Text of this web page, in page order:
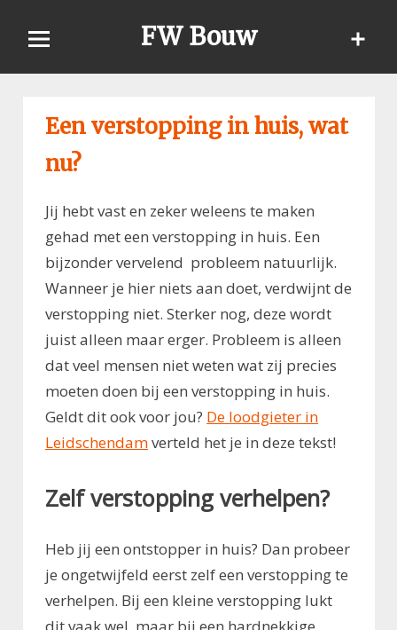
FW Bouw
Een verstopping in huis, wat
nu?
Jij hebt vast en zeker weleens te maken
gehad met een verstopping in huis. Een
bijzonder vervelend probleem natuurlijk.
Wanneer je hier niets aan doet, verdwijnt de
verstopping niet. Sterker nog, deze wordt
juist alleen maar erger. Probleem is alleen
dat veel mensen niet weten wat zij precies
moeten doen bij een verstopping in huis.
Geldt dit ook voor jou? De loodgieter in
Leidschendamverteld het je in deze tekst!
Zelf verstopping verhelpen?
Heb jij een ontstopper in huis? Dan probeer
je ongetwijfeld eerst zelf een verstopping te
verhelpen. Bij een kleine verstopping lukt
dit vaak wel, maar bij een hardnekkige